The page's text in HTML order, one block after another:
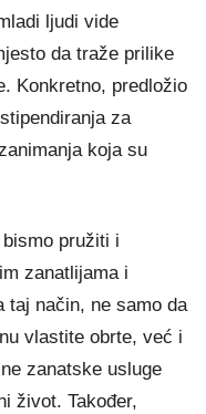
ljudi vide
da traže prilike
Konkretno, predložio
za
koja su
pružiti i
zanatlijama i
taj način, ne samo da
vlastite obrte, već i
zanatske usluge
život. Također,